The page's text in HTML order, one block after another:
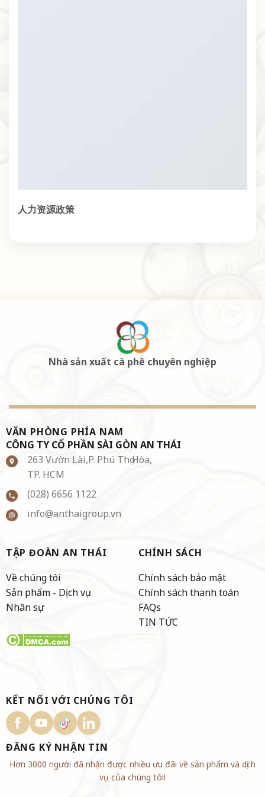
人力资源政策
Nhà sản xuất cà phê chuyên nghiệp
VĂN PHÒNG PHÍA NAM
CÔNG TY CỔ PHẦN SÀI GÒN AN THÁI
263 Vườn Lài,P. Phú Thọ Hòa,
TP. HCM
(028) 6656 1122
info@anthaigroup.vn
TẬP ĐOÀN AN THÁI
Về chúng tôi
Sản phẩm - Dịch vụ
Nhân sự
CHÍNH SÁCH
Chính sách bảo mật
Chính sách thanh toán
FAQs
TIN TỨC
KẾT NỐI VỚI CHÚNG TÔI
ĐĂNG KÝ NHẬN TIN
Hơn 3000 người đã nhận được nhiều ưu đãi về sản phẩm và dịch
vụ của chúng tôi!